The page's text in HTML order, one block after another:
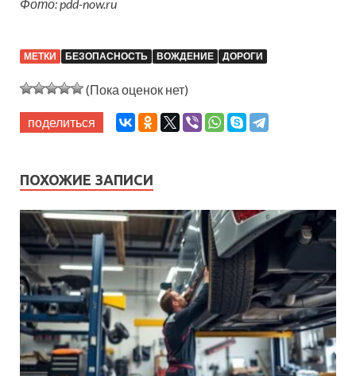
Фото: pdd-now.ru
МЕТКИ БЕЗОПАСНОСТЬ ВОЖДЕНИЕ ДОРОГИ
(Пока оценок нет)
поделиться
ПОХОЖИЕ ЗАПИСИ